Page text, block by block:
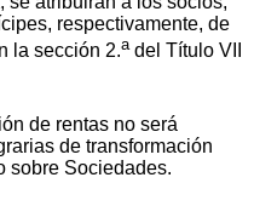
respectivamente, de
la sección 2.a del Título VII
de rentas no será
de transformación
sobre Sociedades.